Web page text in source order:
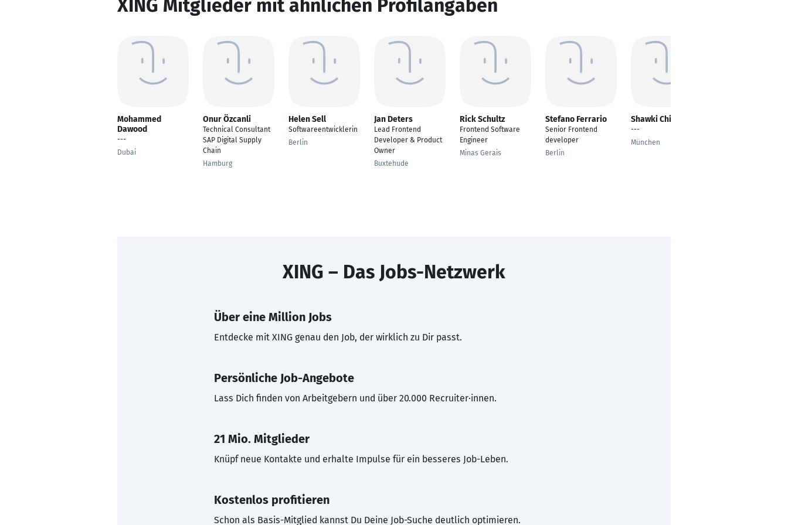
XING Mitglieder mit ähnlichen Profilangaben
Mohammed
Dawood
---
Dubai
Onur Özcanli
Technical Consultant
SAP Digital Supply
Chain
Hamburg
Helen Sell
Softwareentwicklerin
Berlin
Jan Deters
Lead Frontend
Developer & Product
Owner
Buxtehude
Rick Schultz
Frontend Software
Engineer
Minas Gerais
Stefano Ferrario
Senior Frontend
developer
Berlin
Shawki Chikhi
---
München
XING – Das Jobs-Netzwerk
Über eine Million Jobs
Entdecke mit XING genau den Job, der wirklich zu Dir passt.
Persönliche Job-Angebote
Lass Dich finden von Arbeitgebern und über 20.000 Recruiter·innen.
21 Mio. Mitglieder
Knüpf neue Kontakte und erhalte Impulse für ein besseres Job-Leben.
Kostenlos profitieren
Schon als Basis-Mitglied kannst Du Deine Job-Suche deutlich optimieren.